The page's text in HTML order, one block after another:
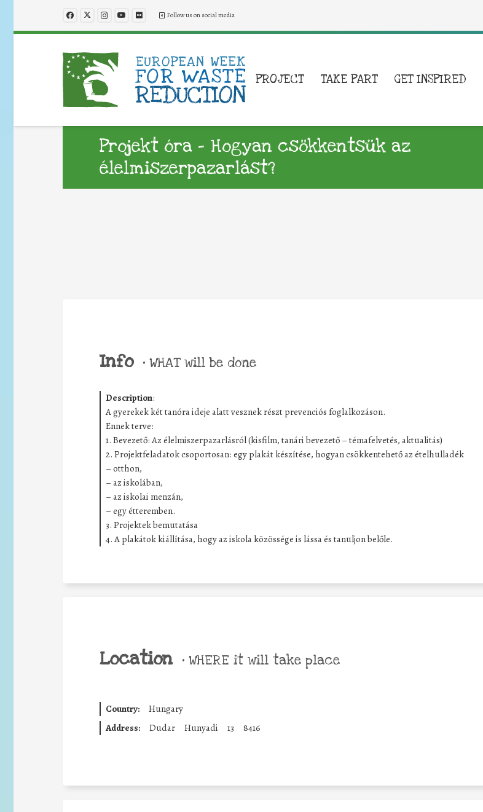
Follow us on social media
PROJECT TAKE PART GET INSPIRED
Projekt óra – Hogyan csökkentsük az
élelmiszerpazarlást?
Info • WHAT will be done
Description:
A gyerekek két tanóra ideje alatt vesznek részt prevenciós foglalkozáson.
Ennek terve:
1. Bevezető: Az élelmiszerpazarlásról (kisfilm, tanári bevezető – témafelvetés, aktualitás)
2. Projektfeladatok csoportosan: egy plakát készítése, hogyan csökkentehető az ételhulladék
– otthon,
– az iskolában,
– az iskolai menzán,
– egy étteremben.
3. Projektek bemutatása
4. A plakátok kiállítása, hogy az iskola közössége is lássa és tanuljon belőle.
Location • WHERE it will take place
Country:
Hungary
Address:
Dudar Hunyadi 13 8416